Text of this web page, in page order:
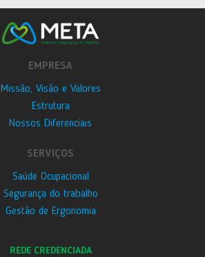
EMPRESA
Missão, Visão e Valores
Estrutura
Nossos Diferenciais
SERVIÇOS
Saúde Ocupacional
Segurança do trabalho
Gestão de Ergonomia
REDE CREDENCIADA